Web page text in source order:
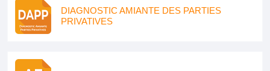
DIAGNOSTIC AMIANTE DES PARTIES
PRIVATIVES